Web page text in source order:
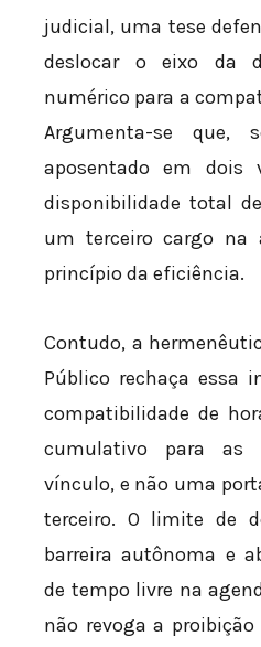
judicial, uma tese
deslocar o eixo da
numérico para a
Argumenta-se que,
aposentado em dois
disponibilidade total
um terceiro cargo na
princípio da eficiência.
Contudo, a
Público rechaça essa
compatibilidade de
cumulativo para as
vínculo, e não uma
terceiro. O limite de
barreira autônoma e
de tempo livre na
não revoga a